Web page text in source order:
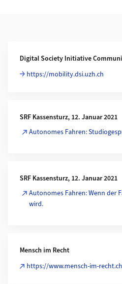
Digital Society Initiative
https://mobility.dsi.uzh.ch
SRF Kassensturz, 12. Januar 2021
Autonomes Fahren:
SRF Kassensturz, 12. Januar 2021
Autonomes Fahren: Wenn der
wird.
Mensch im Recht
https://www.mensch-im-recht.ch